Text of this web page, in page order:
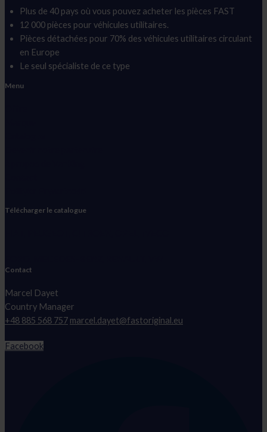
Plus de 40 pays où vous pouvez acheter les pièces FAST
12 000 pièces pour véhicules utilitaires.
Pièces détachées pour 70% des véhicules utilitaires circulant
en Europe
Le seul spécialiste de ce type
Menu
Télécharger le catalogue
Contact
Marcel Dayet
Country Manager
+48 885 568 757 marcel.dayet@fastoriginal.eu
Facebook